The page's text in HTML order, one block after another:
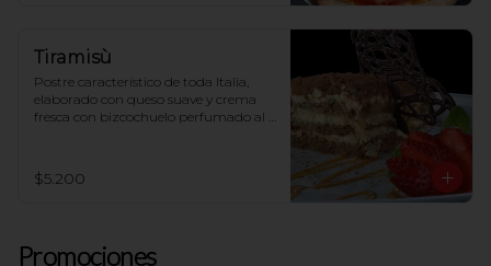
Tiramisù
Postre característico de toda Italia,
elaborado con queso suave y crema
fresca con bizcochuelo perfumado al
$5.200
Promociones